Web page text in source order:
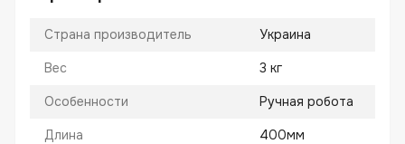
Страна производитель Украина
Вес 3 кг
Особенности Ручная робота
Длина 400мм